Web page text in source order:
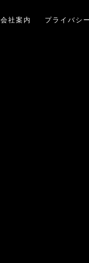
会社案内 プライバシ